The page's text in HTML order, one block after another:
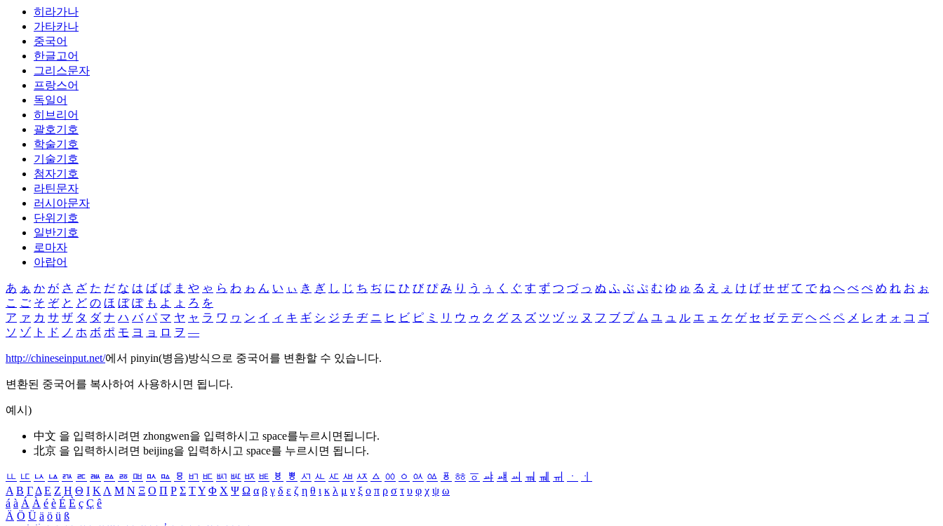
히라가나
가타카나
중국어
한글고어
그리스문자
프랑스어
독일어
히브리어
괄호기호
학술기호
기술기호
첨자기호
라틴문자
러시아문자
단위기호
일반기호
로마자
아랍어
あ ぁ か が さ ざ た だ な は ば ぱ ま や ゃ ら わ ゎ ん い ぃ き ぎ し じ ち ぢ に ひ び ぴ み り う ぅ く ぐ す ず つ づ っ ぬ ふ ぶ ぷ む ゆ ゅ る え ぇ け げ せ ぜ て で ね へ べ ぺ め れ お ぉ
こ ご そ ぞ と ど の ほ ぼ ぽ も よ ょ ろ を
ア ァ カ サ ザ タ ダ ナ ハ バ パ マ ヤ ャ ラ ワ ヮ ン イ ィ キ ギ シ ジ チ ヂ ニ ヒ ビ ピ ミ リ ウ ゥ ク グ ス ズ ツ ヅ ッ ヌ フ ブ プ ム ユ ュ ル エ ェ ケ ゲ セ ゼ テ デ ヘ ベ ペ メ レ オ ォ コ ゴ
ソ ゾ ト ド ノ ホ ボ ポ モ ヨ ョ ロ ヲ ―
http://chineseinput.net/에서 pinyin(병음)방식으로 중국어를 변환할 수 있습니다.
변환된 중국어를 복사하여 사용하시면 됩니다.
예시)
中文 을 입력하시려면 zhongwen을 입력하시고 space를누르시면됩니다.
北京 을 입력하시려면 beijing을 입력하시고 space를 누르시면 됩니다.
ㅥ ㅦ ㅧ ㅨ ㅩ ㅪ ㅫ ㅬ ㅭ ㅮ ㅯ ㅰ ㅱ ㅲ ㅳ ㅴ ㅵ ㅶ ㅷ ㅸ ㅹ ㅺ ㅻ ㅼ ㅽ ㅾ ㅿ ㆀ ㆁ ㆂ ㆃ ㆄ ㆅ ㆆ ㆇ ㆈ ㆉ ㆊ ㆋ ㆌ ㆍ
ㆎ
Α Β ΓΔ Ε Ζ Η Θ Ι ΚΛ Μ Ν Ξ Ο Π Ρ Σ ΤΥ Φ Χ Ψ Ω α β γ δ ε ζ η θ ι κ λ μ ν ξ ο π ρ σ τ υ φ χ ψ ω
á à Á À é è É È ç Ç ê
Ä Ö Ü ä ö ü ß